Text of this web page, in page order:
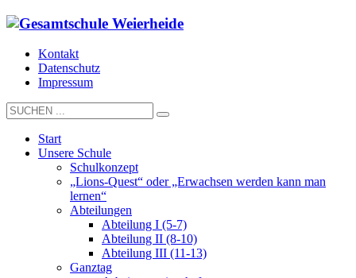
Kontakt
Datenschutz
Impressum
Start
Unsere Schule
Schulkonzept
„Lions-Quest“ oder „Erwachsen werden kann man
lernen“
Abteilungen
Abteilung I (5-7)
Abteilung II (8-10)
Abteilung III (11-13)
Ganztag